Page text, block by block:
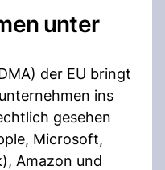
unter
der EU bringt
ins
gesehen
Microsoft,
Amazon und